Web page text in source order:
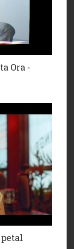
Ora -
petal